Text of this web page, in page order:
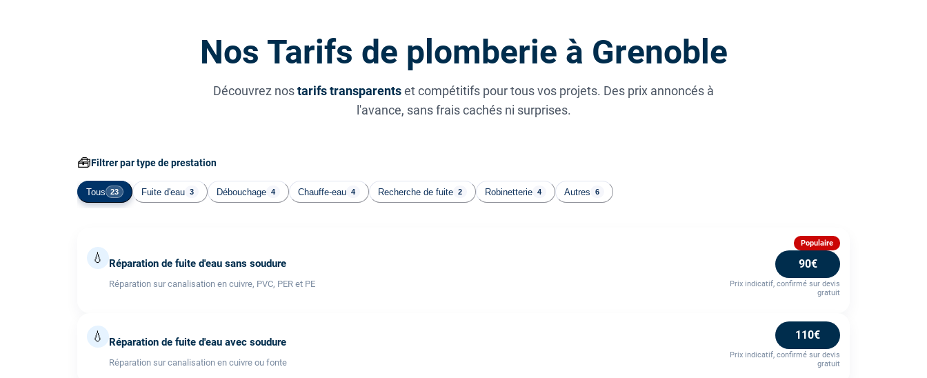
Nos Tarifs de plomberie à Grenoble
Découvrez nostarifs transparentset compétitifs pour tous vos projets. Des prix annoncés à
l'avance, sans frais cachés ni surprises.
🧰Filtrer par type de prestation
Tous 23 Fuite d'eau 3 Débouchage 4 Chauffe-eau 4 Recherche de fuite 2 Robinetterie 4 Autres 6
💧 Réparation de fuite d'eau sans soudure
Réparation sur canalisation en cuivre, PVC, PER et PE
Populaire
90€
Prix indicatif, confirmé sur devis
gratuit
💧 Réparation de fuite d'eau avec soudure
Réparation sur canalisation en cuivre ou fonte
110€
Prix indicatif, confirmé sur devis
gratuit